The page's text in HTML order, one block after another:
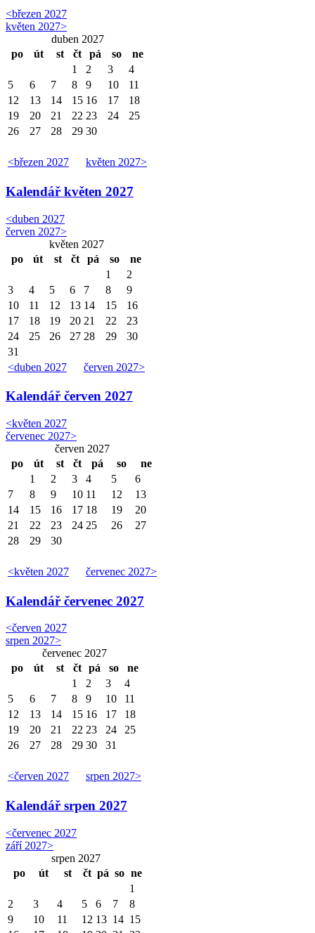
<březen 2027
květen 2027>
duben 2027
po
út st čt pá so ne
<březen 2027 květen 2027>
1 2 3
4
5
6 7 8 9 10
11
12
13 14 15 16 17
18
19
20 21 22 23 24
25
26
27 28 29 30
Kalendář květen 2027
<duben 2027
červen 2027>
květen 2027
po
út st čt pá so ne
<duben 2027 červen 2027>
1
2
3
4 5 6 7 8
9
10
11 12 13 14 15
16
17
18 19 20 21 22
23
24
25 26 27 28 29
30
31
Kalendář červen 2027
<květen 2027
červenec 2027>
červen 2027
po
út st čt pá so ne
<květen 2027 červenec 2027>
1 2 3 4 5
6
7
8 9 10 11 12
13
14
15 16 17 18 19
20
21
22 23 24 25 26
27
28
29 30
Kalendář červenec 2027
<červen 2027
srpen 2027>
červenec 2027
po
út st čt pá so ne
<červen 2027 srpen 2027>
1 2 3
4
5
6 7 8 9 10
11
12
13 14 15 16 17
18
19
20 21 22 23 24
25
26
27 28 29 30 31
Kalendář srpen 2027
<červenec 2027
září 2027>
srpen 2027
po
út st čt pá so ne
1
2
3 4 5 6 7
8
9
10 11 12 13 14 15